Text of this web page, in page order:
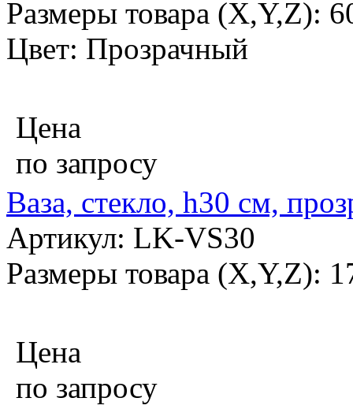
Размеры товара (X,Y,Z):
Цвет: Прозрачный
Цена
по запросу
Ваза, стекло, h30 см,
Артикул: LK-VS30
Размеры товара (X,Y,Z):
Цена
по запросу